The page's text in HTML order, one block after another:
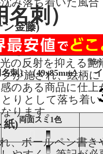
ン金藤)
備えたマット系高級
の反射を抑える艶
が施され、絵柄に
のある商品に仕上
りとして落ち着い
ります。
紙)
、ボールペン書き
刺）
刺）（49x85mm）
紙種
両面スミ1色